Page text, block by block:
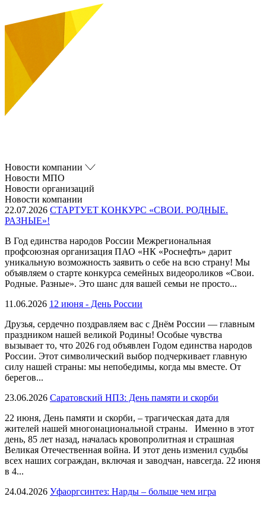
Новости компании
Новости МПО
Новости организаций
Новости компании
22.07.2026 СТАРТУЕТ КОНКУРС «СВОИ. РОДНЫЕ.
РАЗНЫЕ»!
В Год единства народов России Межрегиональная
профсоюзная организация ПАО «НК «Роснефть» дарит
уникальную возможность заявить о себе на всю страну! Мы
объявляем о старте конкурса семейных видеороликов «Свои.
Родные. Разные». Это шанс для вашей семьи не просто...
11.06.2026 12 июня - День России
Друзья, сердечно поздравляем вас с Днём России — главным
праздником нашей великой Родины! Особые чувства
вызывает то, что 2026 год объявлен Годом единства народов
России. Этот символический выбор подчеркивает главную
силу нашей страны: мы непобедимы, когда мы вместе. От
берегов...
23.06.2026 Саратовский НПЗ: День памяти и скорби
22 июня, День памяти и скорби, – трагическая дата для
жителей нашей многонациональной страны. Именно в этот
день, 85 лет назад, началась кровопролитная и страшная
Великая Отечественная война. И этот день изменил судьбы
всех наших сограждан, включая и заводчан, навсегда. 22 июня
в 4...
24.04.2026 Уфаоргсинтез: Нарды – больше чем игра